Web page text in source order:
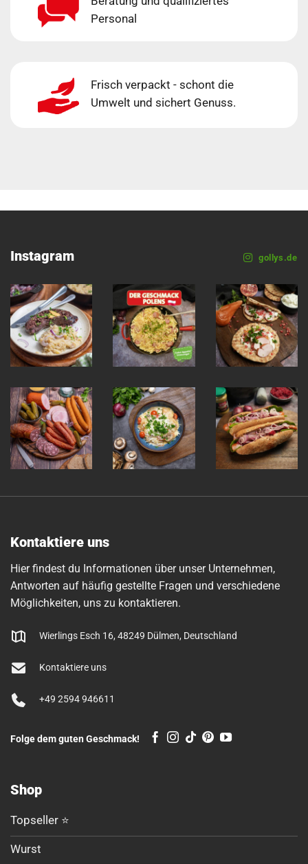
Personal
Frisch verpackt - schont die
Umwelt und sichert Genuss.
Instagram gollys.de
Kontaktiere uns
Hier findest du Informationen über unser Unternehmen,
Antworten auf häufig gestellte Fragen und verschiedene
Möglichkeiten, uns zu kontaktieren.
Wierlings Esch 16, 48249 Dülmen, Deutschland
Kontaktiere uns
+49 2594 946611
Folge dem guten Geschmack!
Shop
Topseller ⭐
Wurst